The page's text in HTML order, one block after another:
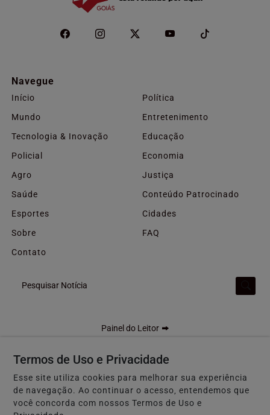
Navegue
Início
Política
Mundo
Entretenimento
Tecnologia & Inovação
Educação
Policial
Economia
Agro
Justiça
Saúde
Conteúdo Patrocinado
Esportes
Cidades
Sobre
FAQ
Contato
Pesquisar Notícia
Painel do Leitor
F5 GOIÁS - Todos os direitos reservados
Termos de Uso e Privacidade
Termos de Uso e Privacidade
Esse site utiliza cookies para melhorar sua experiência
de navegação. Ao continuar o acesso, entendemos que
você concorda com nossos Termos de Uso e